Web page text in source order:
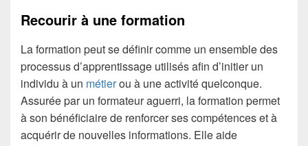
Recourir à une formation
La formation peut se définir comme un ensemble des
processus d’apprentissage utilisés afin d’initier un
individu à un métierou à une activité quelconque.
Assurée par un formateur aguerri, la formation permet
à son bénéficiaire de renforcer ses compétences et à
acquérir de nouvelles informations. Elle aide